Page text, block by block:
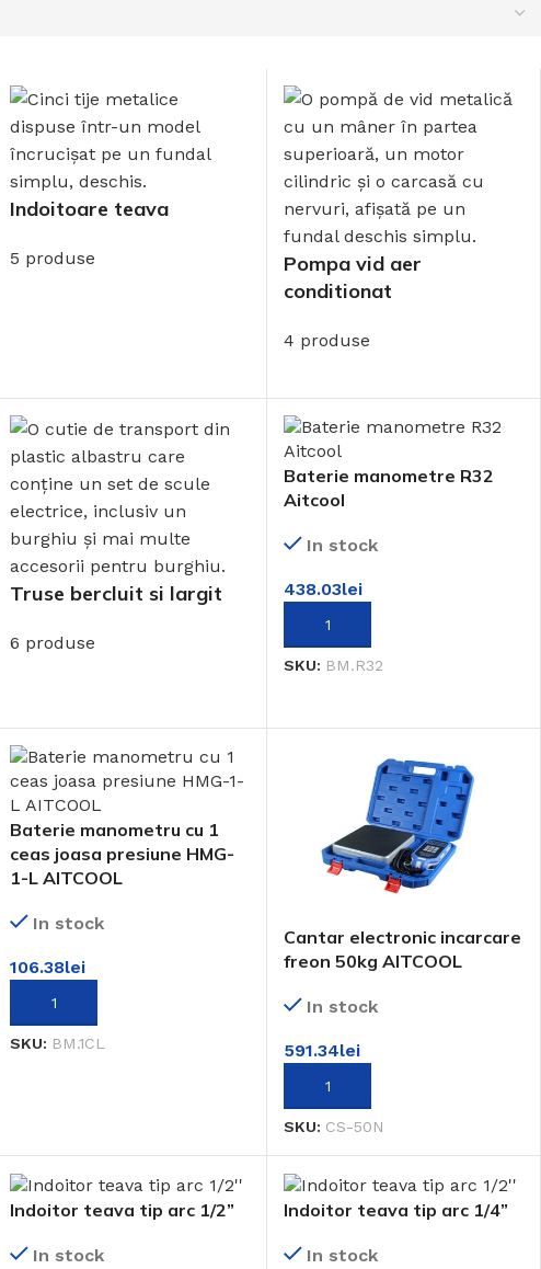
Indoitoare teava
5 produse
Pompa vid aer
conditionat
4 produse
Truse bercluit si largit
6 produse
Baterie manometre R32
Aitcool
In stock
438.03lei
ADAUGĂ ÎN COȘ
SKU: BM.R32
Baterie manometru cu 1
ceas joasa presiune HMG-
1-L AITCOOL
In stock
106.38lei
ADAUGĂ ÎN COȘ
SKU: BM.1CL
Cantar electronic incarcare
freon 50kg AITCOOL
In stock
591.34lei
ADAUGĂ ÎN COȘ
SKU: CS-50N
Indoitor teava tip arc 1/2”
In stock
Indoitor teava tip arc 1/4”
In stock